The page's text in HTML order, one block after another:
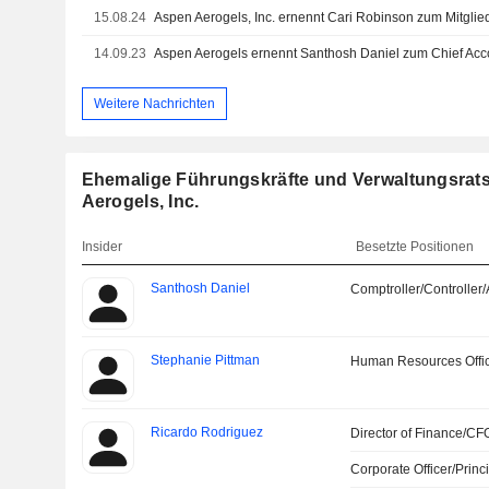
15.08.24
14.09.23 Aspen Aerogels ernennt Santhosh Daniel zum Chief
Weitere Nachrichten
Ehemalige Führungskräfte und
Aerogels, Inc.
Insider Besetzte Positionen
Santhosh Daniel Comptroller/Controller/
Stephanie Pittman Human Resources
Ricardo Rodriguez Director of Finance/
Corporate Officer/